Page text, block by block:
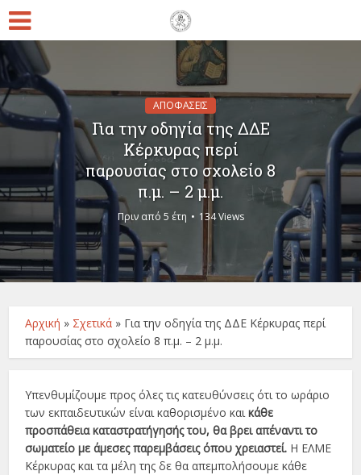
ΑΠΟΦΑΣΕΙΣ
Για την οδηγία της ΔΔΕ
Κέρκυρας περί
παρουσίας στο σχολείο 8
π.μ. – 2 μ.μ.
Πριν από 5 έτη 134 Views
Αρχική » Σχετικά » Για την οδηγία της ΔΔΕ Κέρκυρας περί
παρουσίας στο σχολείο 8 π.μ. – 2 μ.μ.
Υπενθυμίζουμε προς όλες τις κατευθύνσεις ότι το ωράριο
των εκπαιδευτικών είναι καθορισμένο καικάθε
προσπάθεια καταστρατήγησής του, θα βρει απέναντι το
σωματείο με άμεσες παρεμβάσεις όπου χρειαστεί. Η ΕΛΜΕ
Κέρκυρας και τα μέλη της δε θα απεμπολήσουμε κάθε